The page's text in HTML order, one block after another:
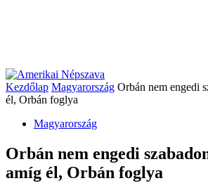
Kezdőlap Magyarország Orbán nem engedi
él, Orbán foglya
Magyarország
Orbán nem engedi
amíg él, Orbán foglya